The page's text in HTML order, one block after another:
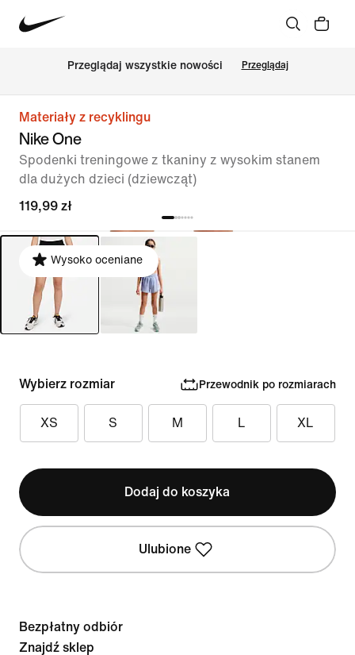
Przeglądaj wszystkie nowości Przeglądaj
Materiały z recyklingu
Nike One
Spodenki treningowe z tkaniny z wysokim stanem
dla dużych dzieci (dziewcząt)
119,99 zł
Wysoko oceniane
Wybierz rozmiar Przewodnik po rozmiarach
XS S M L XL
Dodaj do koszyka
Ulubione
Bezpłatny odbiór
Znajdź sklep